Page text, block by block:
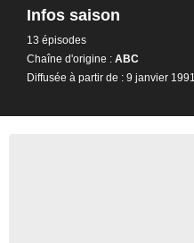
Infos saison
13 épisodes
Chaîne d'origine : ABC
Diffusée à partir de : 9 janvier 1991